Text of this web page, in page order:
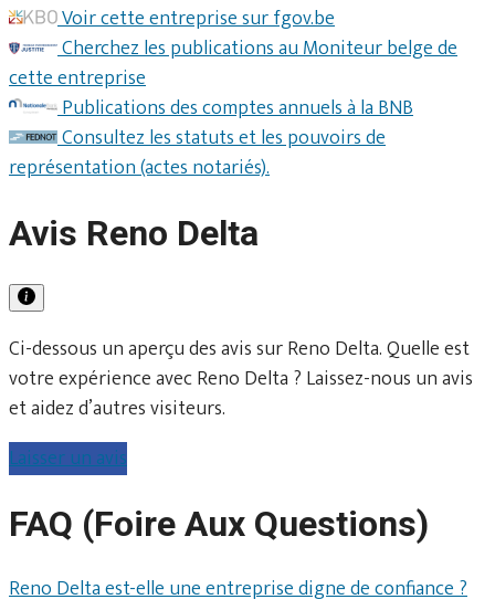
Voir cette entreprise sur fgov.be
Cherchez les publications au Moniteur belge de
cette entreprise
Publications des comptes annuels à la BNB
Consultez les statuts et les pouvoirs de
représentation (actes notariés).
Avis Reno Delta
Ci-dessous un aperçu des avis sur Reno Delta. Quelle est
votre expérience avec Reno Delta ? Laissez-nous un avis
et aidez d’autres visiteurs.
Laisser un avis
FAQ (Foire Aux Questions)
Reno Delta est-elle une entreprise digne de confiance ?